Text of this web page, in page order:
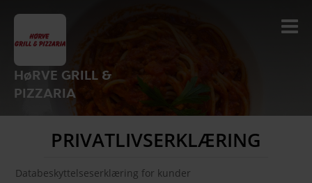
HøRVE GRILL &
PIZZARIA
PRIVATLIVSERKLÆRING
Databeskyttelseserklæring for kunder